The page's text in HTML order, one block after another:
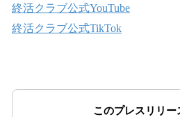
終活クラブ公式YouTube
終活クラブ公式TikTok
このプレスリリー